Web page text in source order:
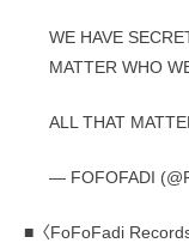
WE HAVE
MATTER WHO
ALL THAT
— FOFOFADI
■〈FoFoFadi